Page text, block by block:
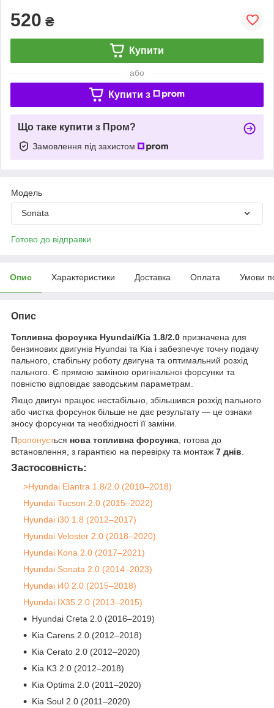
520 ₴
Купити
або
Купити з
Що таке купити з Пром?
Замовлення під захистом
Мoдель
Sonata
Готово до відправки
Опис Характеристики Доставка Оплата Умови
Опис
Топливна форсунка Hyundai/Kia 1.8/2.0 призначена для
бензинових двигунів Hyundai та Kia і забезпечує точну подачу
пального, стабільну роботу двигуна та оптимальний розхід
пального. Є прямою заміною оригінальної форсунки та
повністю відповідає заводським параметрам.
Якщо двигун працює нестабільно, збільшився розхід пального
або чистка форсунок більше не дає результату — це ознаки
зносу форсунки та необхідності її заміни.
Пропонується нова топливна форсунка , готова до
встановлення, з гарантією на перевірку та монтаж 7 днів
Застосовність:
>Hyundai Elantra 1.8/2.0 (2010–2018)
Hyundai Tucson 2.0 (2015–2022)
Hyundai i30 1.8 (2012–2017)
Hyundai Veloster 2.0 (2018–2020)
Hyundai Kona 2.0 (2017–2021)
Hyundai Sonata 2.0 (2014–2023)
Hyundai i40 2.0 (2015–2018)
Hyundai IX35 2.0 (2013–2015)
Hyundai Creta 2.0 (2016–2019)
Kia Carens 2.0 (2012–2018)
Kia Cerato 2.0 (2012–2020)
Kia K3 2.0 (2012–2018)
Kia Optima 2.0 (2011–2020)
Kia Soul 2.0 (2011–2020)